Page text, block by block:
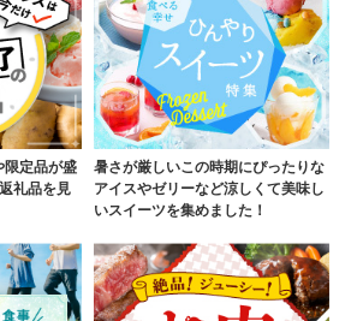
限定品が盛
礼品を見
暑さが厳しいこの時期にぴったりな
アイスやゼリーなど涼しくて美味し
いスイーツを集めました！